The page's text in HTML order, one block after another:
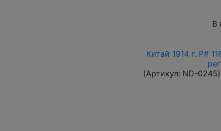
В
Китай 1914 г. P#
(Артикул: ND-0245)